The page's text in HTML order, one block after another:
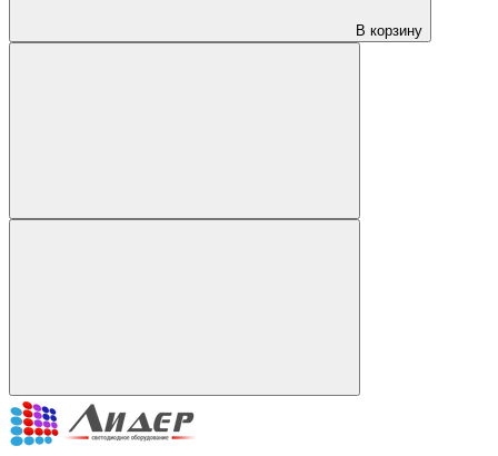
В корзину